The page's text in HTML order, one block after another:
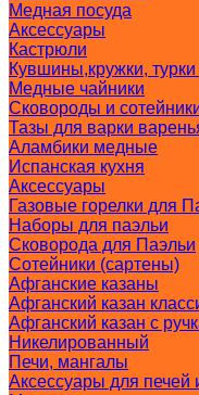
Медная посуда
Аксессуары
Кастрюли
Кувшины,кружки,
Медные чайники
Сковороды и
Тазы для варки
Аламбики медные
Испанская кухня
Аксессуары
Газовые горелки для
Наборы для паэльи
Сковорода для Паэльи
Сотейники (сартены)
Афганские казаны
Афганский казан
Афганский казан с
Никелированный
Печи, мангалы
Аксессуары для печей